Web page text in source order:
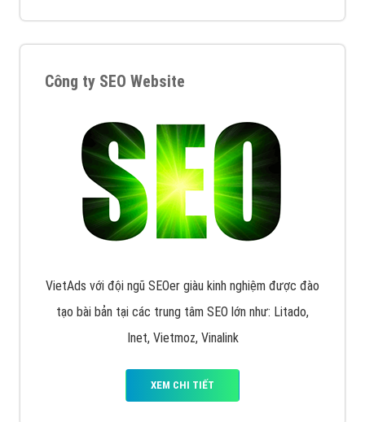
Công ty SEO Website
VietAds với đội ngũ SEOer giàu kinh nghiệm được đào
tạo bài bản tại các trung tâm SEO lớn như: Litado,
Inet, Vietmoz, Vinalink
XEM CHI TIẾT